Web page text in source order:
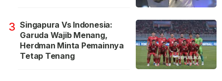
3 Singapura Vs Indonesia:
Garuda Wajib Menang,
Herdman Minta Pemainnya
Tetap Tenang